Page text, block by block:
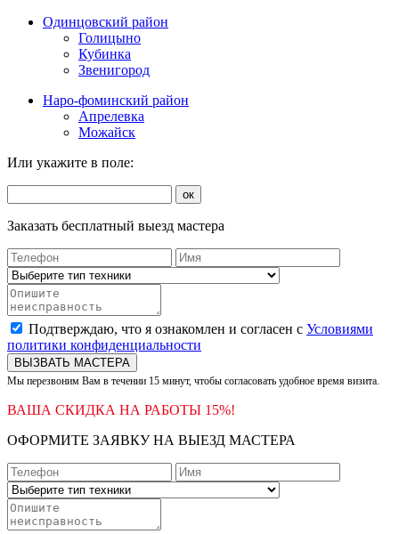
Одинцовский район
Голицыно
Кубинка
Звенигород
Наро-фоминский район
Апрелевка
Можайск
Или укажите в поле:
ок
Заказать бесплатный выезд мастера
Подтверждаю, что я ознакомлен и согласен с Условиями
политики конфиденциальности
ВЫЗВАТЬ МАСТЕРА
Мы перезвоним Вам в течении 15 минут, чтобы согласовать удобное время визита.
ВАША СКИДКА НА РАБОТЫ 15%!
ОФОРМИТЕ ЗАЯВКУ НА ВЫЕЗД МАСТЕРА